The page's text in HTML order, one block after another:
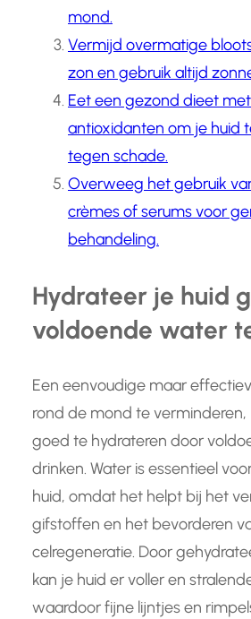
mond.
Vermijd overmatige
zon en gebruik altijd
Eet een gezond dieet
antioxidanten om je huid
tegen schade.
Overweeg het gebruik
crèmes of serums voor
behandeling.
Hydrateer je huid
voldoende water
Een eenvoudige maar
rond de mond te verminderen,
goed te hydrateren door
drinken. Water is essentieel
huid, omdat het helpt bij het
gifstoffen en het bevorderen
celregeneratie. Door
kan je huid er voller en
waardoor fijne lijntjes en